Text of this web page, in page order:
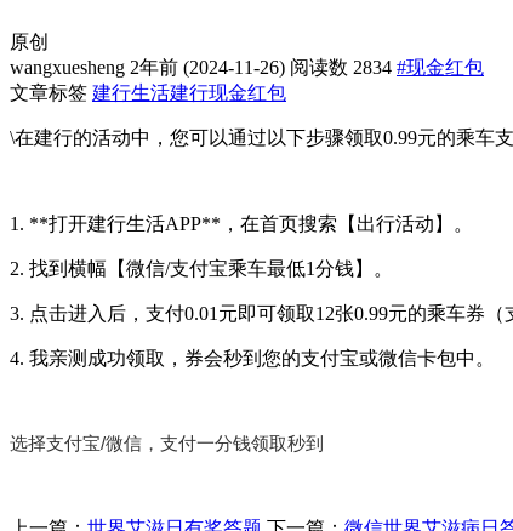
原创
wangxuesheng 2年前 (2024-11-26) 阅读数 2834 #现金红包
文章标签 建行生活建行现金红包
\在建行的活动中，您可以通过以下步骤领取0.99元的乘车支
1. **打开建行生活APP**，在首页搜索【出行活动】。
2. 找到横幅【微信/支付宝乘车最低1分钱】。
3. 点击进入后，支付0.01元即可领取12张0.99元的乘车券（
4. 我亲测成功领取，券会秒到您的支付宝或微信卡包中。
选择支付宝/微信，支付一分钱领取秒到